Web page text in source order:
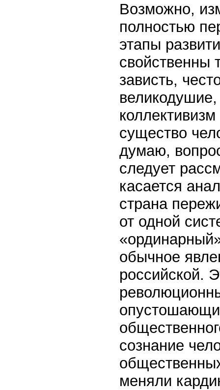
Возможно,
полностью
этапы
свойственны
зависть,
существо
думаю,
следует
касается
страна
от одной
обычное
российской.
сознание
меняли